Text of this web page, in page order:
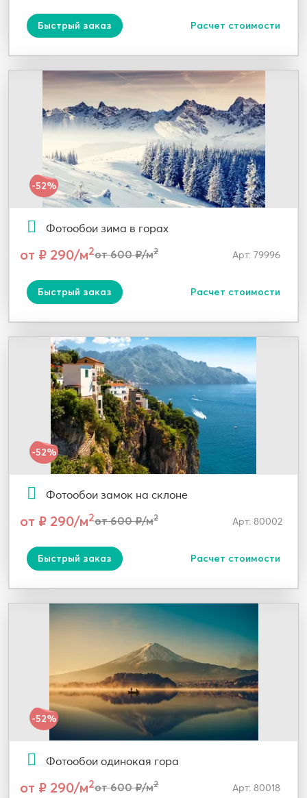
Быстрый заказ Расчет стоимости
-52%
Фотообои зима в горах
от ₽ 290/м2от 600 ₽/м2 Арт: 79996
Быстрый заказ Расчет стоимости
-52%
Фотообои замок на склоне
от ₽ 290/м2от 600 ₽/м2 Арт: 80002
Быстрый заказ Расчет стоимости
-52%
Фотообои одинокая гора
от ₽ 290/м2от 600 ₽/м2 Арт: 80018